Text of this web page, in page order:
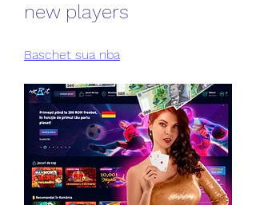
new players
Baschet sua nba